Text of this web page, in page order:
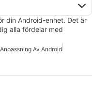
din Android-enhet. Det är
alla fördelar med
Av Android